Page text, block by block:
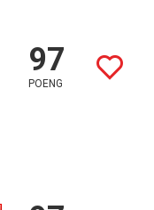
97
POENG